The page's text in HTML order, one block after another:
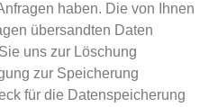
haben. Die von Ihnen
übersandten Daten
uns zur Löschung
zur Speicherung
für die Datenspeicherung